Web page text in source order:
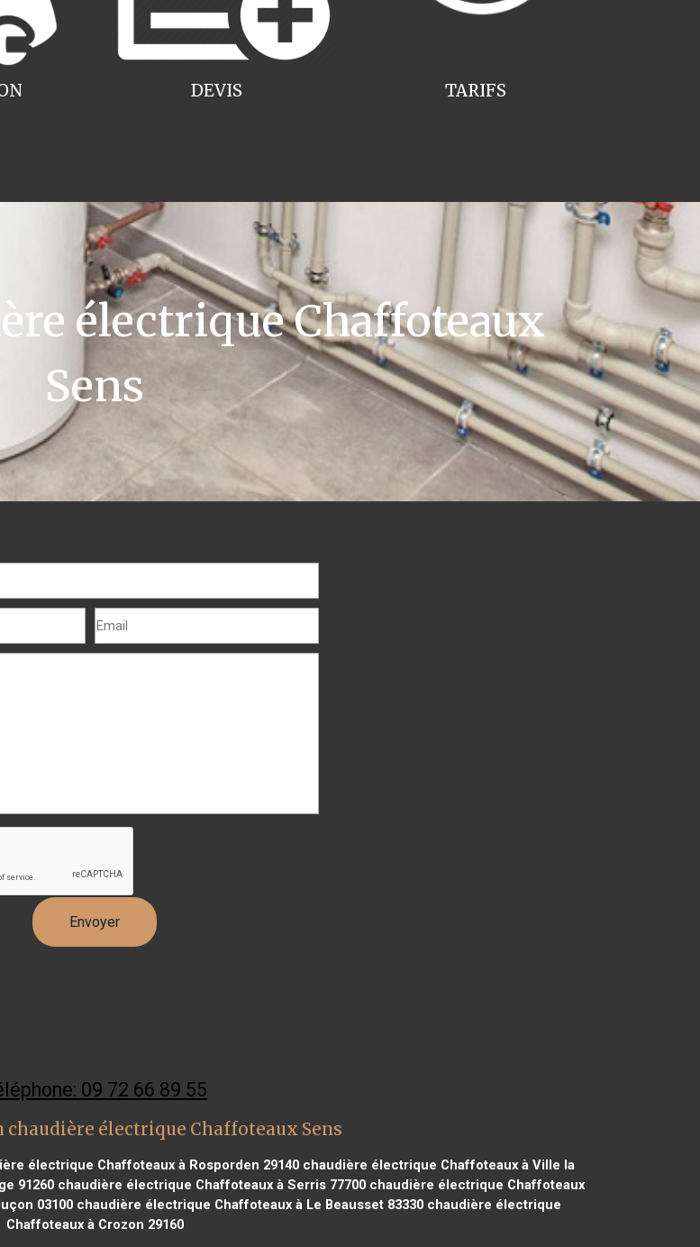
TARIFS
DEVIS
électrique Chaffoteaux
Sens
09 72 66 89 55
électrique Chaffoteaux Sens
électrique Chaffoteaux à Rosporden 29140chaudière électrique Chaffoteaux à Ville la
91260 chaudière électrique Chaffoteaux à Serris 77700 chaudière électrique Chaffoteaux
03100 chaudière électrique Chaffoteaux à Le Beausset 83330 chaudière électrique
Chaffoteaux à Crozon 29160